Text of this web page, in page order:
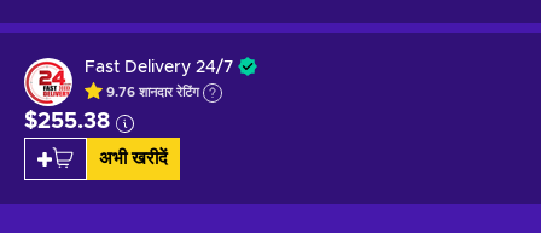
Fast Delivery 24/7
9.76 शानदाररेटिंग
$255.38
अभी खरीदें